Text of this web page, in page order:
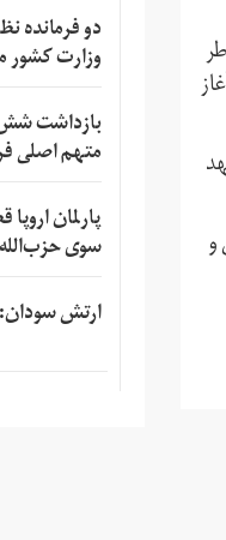
دو فرمانده
وزارت
بازداشت
متهم اصلی
پارلمان
سوی
ارتش